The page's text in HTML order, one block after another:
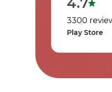
3300
Play Store